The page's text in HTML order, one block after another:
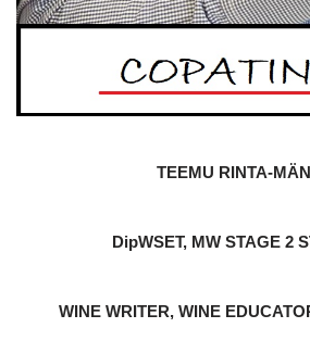
TEEMU RINTA-
DipWSET, MW STAGE 2
WINE WRITER, WINE